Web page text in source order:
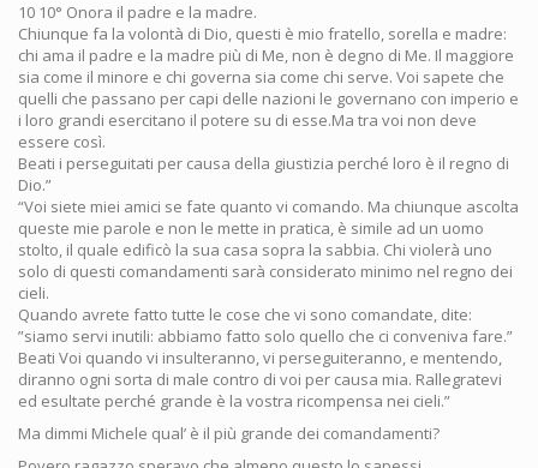
10 10° Onora il padre e la madre.
Chiunque fa la volontà di Dio, questi è mio fratello, sorella e madre:
chi ama il padre e la madre più di Me, non è degno di Me. Il maggiore
sia come il minore e chi governa sia come chi serve. Voi sapete che
quelli che passano per capi delle nazioni le governano con imperio e
i loro grandi esercitano il potere su di esse.Ma tra voi non deve
essere così.
Beati i perseguitati per causa della giustizia perché loro è il regno di
Dio.”
“Voi siete miei amici se fate quanto vi comando. Ma chiunque ascolta
queste mie parole e non le mette in pratica, è simile ad un uomo
stolto, il quale edificò la sua casa sopra la sabbia. Chi violerà uno
solo di questi comandamenti sarà considerato minimo nel regno dei
cieli.
Quando avrete fatto tutte le cose che vi sono comandate, dite:
”siamo servi inutili: abbiamo fatto solo quello che ci conveniva fare.”
Beati Voi quando vi insulteranno, vi perseguiteranno, e mentendo,
diranno ogni sorta di male contro di voi per causa mia. Rallegratevi
ed esultate perché grande è la vostra ricompensa nei cieli.”
Ma dimmi Michele qual’ è il più grande dei comandamenti?